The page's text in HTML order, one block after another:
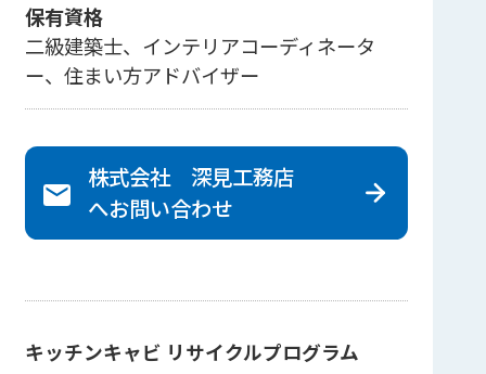
保有資格
二級建築士、インテリアコーディネータ
ー、住まい方アドバイザー
株式会社 深見工務店
へお問い合わせ
キッチンキャビ リサイクルプログラム